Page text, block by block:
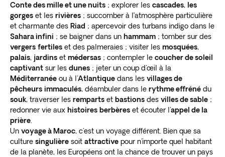
Conte des mille et une nuits ; explorer les cascades, les
gorges et les rivières ; succomber à l’atmosphère particulière
et charmante des Riad ; apercevoir des turbans indigo dans le
Sahara infini ; se baigner dans un hammam ; tomber sur des
vergers fertiles et des palmeraies ; visiter les mosquées,
palais, jardins et médersas ; contempler le coucher de soleil
captivant sur les dunes ; jeter un coup d'œil à la
Méditerranée ou à l'Atlantique dans les villages de
pêcheurs immaculés, déambuler dans le rythme effréné du
souk, traverser les remparts et bastions des villes de sable ;
redonner vie aux histoires berbères et écouter l'appel de la
prière
Un voyage à Maroc, c'est un voyage différent. Bien que sa
culture singulière soit attractive pour n'importe quel habitant
de la planète, les Européens ont la chance de trouver un pays